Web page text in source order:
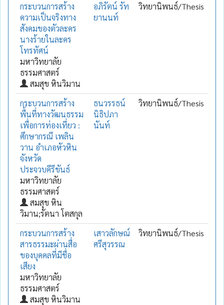
กระบวนการสร้าง
ความเป็นจริงทาง
สังคมของตัวละคร
นางร้ายในละคร
โทรทัศน์
มหาวิทยาลัย
ธรรมศาสตร์
สมสุข หินวิมาน
อภิรัตน์ รัท
ยานนท์
วิทยานิพนธ์/Thesis
กระบวนการสร้าง
พื้นที่ทางวัฒนธรรม
เพื่อการท่องเที่ยว :
ศึกษากรณี เพลิน
วาน อำเภอหัวหิน
จังหวัด
ประจวบคีรีขันธ์
มหาวิทยาลัย
ธรรมศาสตร์
สมสุข หิน
วิมาน;รัตนา โตสกุล
ธนวรรธน์
นิธิปภา
นันท์
วิทยานิพนธ์/Thesis
กระบวนการสร้าง
สารธรรมะผ่านสื่อ
ของบุคคลที่มีชื่อ
เสียง
มหาวิทยาลัย
ธรรมศาสตร์
สมสุข หินวิมาน
เสาวลักษณ์
ศรีสุวรรณ
วิทยานิพนธ์/Thesis